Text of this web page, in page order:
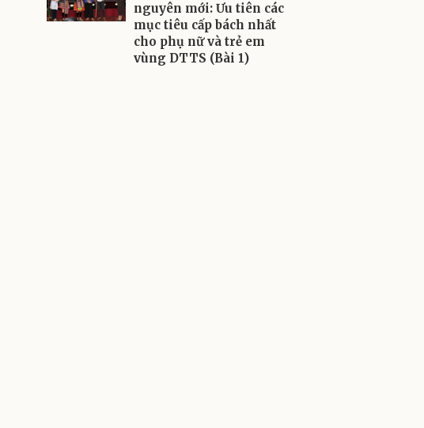
nguyên mới: Ưu tiên các
mục tiêu cấp bách nhất
cho phụ nữ và trẻ em
vùng DTTS (Bài 1)